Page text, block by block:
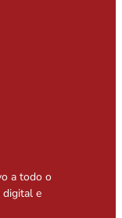
a todo o
digital e